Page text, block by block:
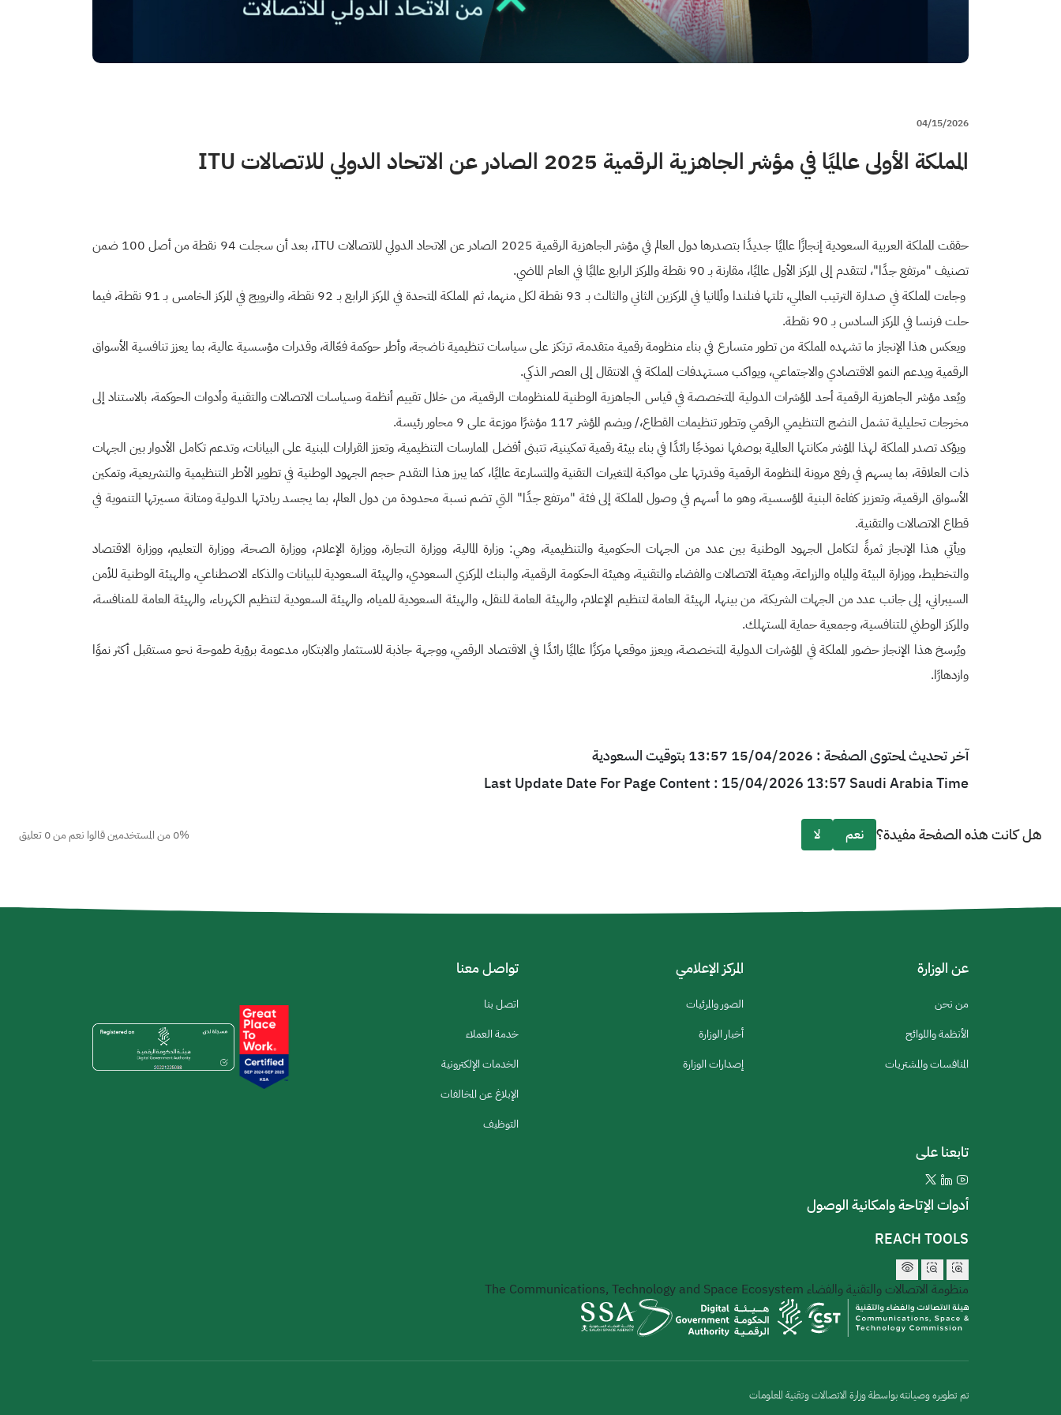
04/15/2026
المملكة الأولى عالميًا في مؤشر الجاهزية الرقمية 2025 الصادر عن الاتحاد الدولي للاتصالات ITU
حققت المملكة العربية السعودية إنجازًا عالميًا جديدًا بتصدرها دول العالم في مؤشر الجاهزية الرقمية 2025 الصادر عن الاتحاد الدولي للاتصالات ITU، بعد أن سجلت 94 نقطة من أصل 100 ضمن
تصنيف "مرتفع جدًا"، لتتقدم إلى المركز الأول عالميًا، مقارنة بـ 90 نقطة والمركز الرابع عالميًا في العام الماضي.
وجاءت المملكة في صدارة الترتيب العالمي، تلتها فنلندا وألمانيا في المركزين الثاني والثالث بـ 93 نقطة لكل منهما، ثم المملكة المتحدة في المركز الرابع بـ 92 نقطة، والنرويج في المركز الخامس بـ 91 نقطة، فيما
حلت فرنسا في المركز السادس بـ 90 نقطة.
ويعكس هذا الإنجاز ما تشهده المملكة من تطور متسارع في بناء منظومة رقمية متقدمة، ترتكز على سياسات تنظيمية ناضجة، وأطر حوكمة فعّالة، وقدرات مؤسسية عالية، بما يعزز تنافسية الأسواق
الرقمية ويدعم النمو الاقتصادي والاجتماعي، ويواكب مستهدفات المملكة في الانتقال إلى العصر الذكي.
ويُعد مؤشر الجاهزية الرقمية أحد المؤشرات الدولية المتخصصة في قياس الجاهزية الوطنية للمنظومات الرقمية، من خلال تقييم أنظمة وسياسات الاتصالات والتقنية وأدوات الحوكمة، بالاستناد إلى
مخرجات تحليلية تشمل النضج التنظيمي الرقمي وتطور تنظيمات القطاع،/ ويضم المؤشر 117 مؤشرًا موزعة على 9 محاور رئيسة.
ويؤكد تصدر المملكة لهذا المؤشر مكانتها العالمية بوصفها نموذجًا رائدًا في بناء بيئة رقمية تمكينية، تتبنى أفضل الممارسات التنظيمية، وتعزز القرارات المبنية على البيانات، وتدعم تكامل الأدوار بين الجهات
ذات العلاقة، بما يسهم في رفع مرونة المنظومة الرقمية وقدرتها على مواكبة المتغيرات التقنية والمتسارعة عالميًا، كما يبرز هذا التقدم حجم الجهود الوطنية في تطوير الأطر التنظيمية والتشريعية، وتمكين
الأسواق الرقمية، وتعزيز كفاءة البنية المؤسسية، وهو ما أسهم في وصول المملكة إلى فئة "مرتفع جدًا" التي تضم نسبة محدودة من دول العالم، بما يجسد ريادتها الدولية ومتانة مسيرتها التنموية في
قطاع الاتصالات والتقنية.
ويأتي هذا الإنجاز ثمرةً لتكامل الجهود الوطنية بين عدد من الجهات الحكومية والتنظيمية، وهي: وزارة المالية، ووزارة التجارة، ووزارة الإعلام، ووزارة الصحة، ووزارة التعليم، ووزارة الاقتصاد
والتخطيط، ووزارة البيئة والمياه والزراعة، وهيئة الاتصالات والفضاء والتقنية، وهيئة الحكومة الرقمية، والبنك المركزي السعودي، والهيئة السعودية للبيانات والذكاء الاصطناعي، والهيئة الوطنية للأمن
السيبراني، إلى جانب عدد من الجهات الشريكة، من بينها، الهيئة العامة لتنظيم الإعلام، والهيئة العامة للنقل، والهيئة السعودية للمياه، والهيئة السعودية لتنظيم الكهرباء، والهيئة العامة للمنافسة،
والمركز الوطني للتنافسية، وجمعية حماية المستهلك.
ويُرسخ هذا الإنجاز حضور المملكة في المؤشرات الدولية المتخصصة، ويعزز موقعها مركزًا عالميًا رائدًا في الاقتصاد الرقمي، ووجهة جاذبة للاستثمار والابتكار، مدعومة برؤية طموحة نحو مستقبل أكثر نموًا
وازدهارًا.
آخر تحديث لمحتوى الصفحة : 15/04/2026 13:57 بتوقيت السعودية
Last Update Date For Page Content : 15/04/2026 13:57 Saudi Arabia Time
هل كانت هذه الصفحة مفيدة؟ نعم لا 0% من المستخدمين قالوا نعم من 0 تعليق
عن الوزارة
من نحن
الأنظمة واللوائح
المنافسات والمشتريات
المركز الإعلامي
الصور والمرئيات
أخبار الوزارة
إصدارات الوزارة
تواصل معنا
اتصل بنا
خدمة العملاء
الخدمات الإلكترونية
الإبلاغ عن المخالفات
التوظيف
تابعنا على
أدوات الإتاحة وامكانية الوصول
REACH TOOLS
منظومة الاتصالات والتقنية والفضاء The Communications, Technology and Space Ecosystem
تم تطويره وصيانته بواسطة وزارة الاتصالات وتقنية المعلومات